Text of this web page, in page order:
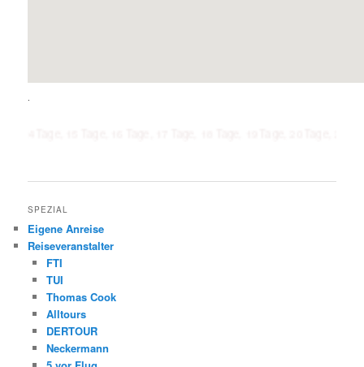
.
SPEZIAL
Eigene Anreise
Reiseveranstalter
FTI
TUI
Thomas Cook
Alltours
DERTOUR
Neckermann